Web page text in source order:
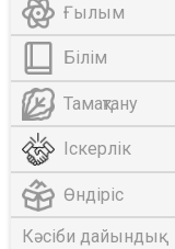
Ғылым
Білім
Тамақтану
Іскерлік
Өндіріс
Кәсіби дайындық